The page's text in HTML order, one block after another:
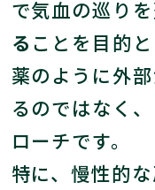
で気血の巡りを
ることを目的と
薬のように外
るのではなく
ローチです。
特に、慢性的